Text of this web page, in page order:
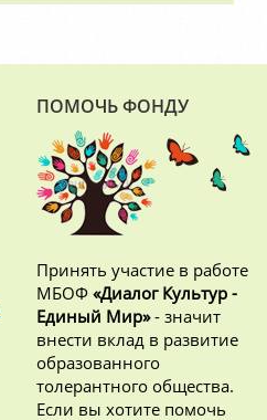
ПОМОЧЬ ФОНДУ
Принять участие в работе
МБОФ «Диалог Культур -
Единый Мир»- значит
внести вклад в развитие
образованного
толерантного общества.
Если вы хотите помочь